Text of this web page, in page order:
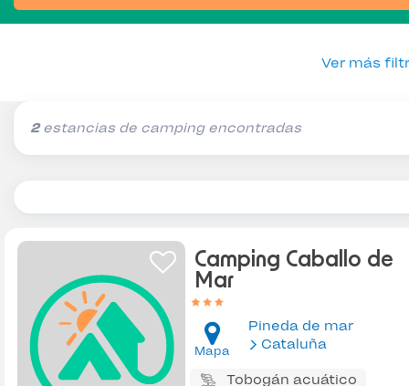
Ver más
2estancias de camping encontradas
Camping Caballo de
Mar
Mapa
Pineda de mar
Cataluña
Tobogán acuático